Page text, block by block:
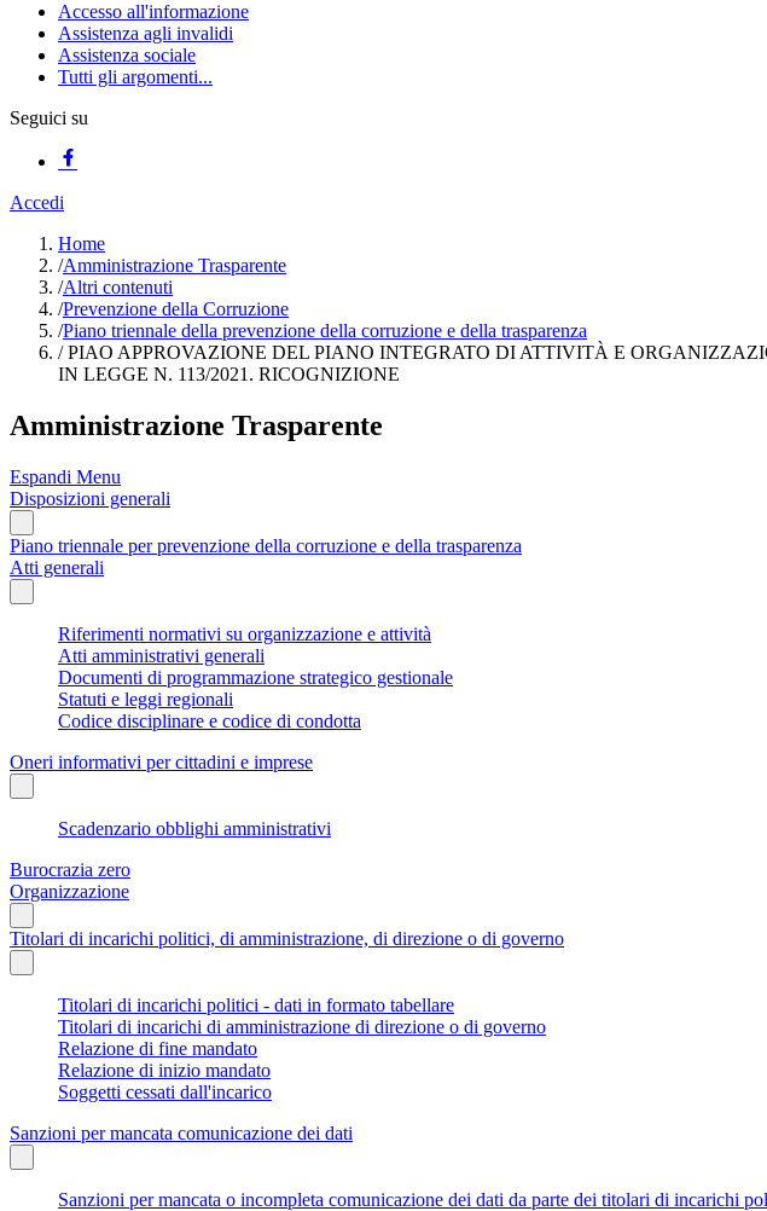
Accesso all'informazione
Assistenza agli invalidi
Assistenza sociale
Tutti gli argomenti...
Seguici su
Accedi
Home
/Amministrazione Trasparente
/Altri contenuti
/Prevenzione della Corruzione
/Piano triennale della prevenzione della corruzione e della trasparenza
/PIAO APPROVAZIONE DEL PIANO INTEGRATO DI ATTIVITÀ E
IN LEGGE N. 113/2021. RICOGNIZIONE
Amministrazione Trasparente
Espandi Menu
Disposizioni generali
Piano triennale per prevenzione della corruzione e della trasparenza
Atti generali
Riferimenti normativi su organizzazione e attività
Atti amministrativi generali
Documenti di programmazione strategico gestionale
Statuti e leggi regionali
Codice disciplinare e codice di condotta
Oneri informativi per cittadini e imprese
Scadenzario obblighi amministrativi
Burocrazia zero
Organizzazione
Titolari di incarichi politici, di amministrazione, di direzione o di governo
Titolari di incarichi politici - dati in formato tabellare
Titolari di incarichi di amministrazione di direzione o di governo
Relazione di fine mandato
Relazione di inizio mandato
Soggetti cessati dall'incarico
Sanzioni per mancata comunicazione dei dati
Sanzioni per mancata o incompleta comunicazione dei dati da parte dei titolari di incarichi